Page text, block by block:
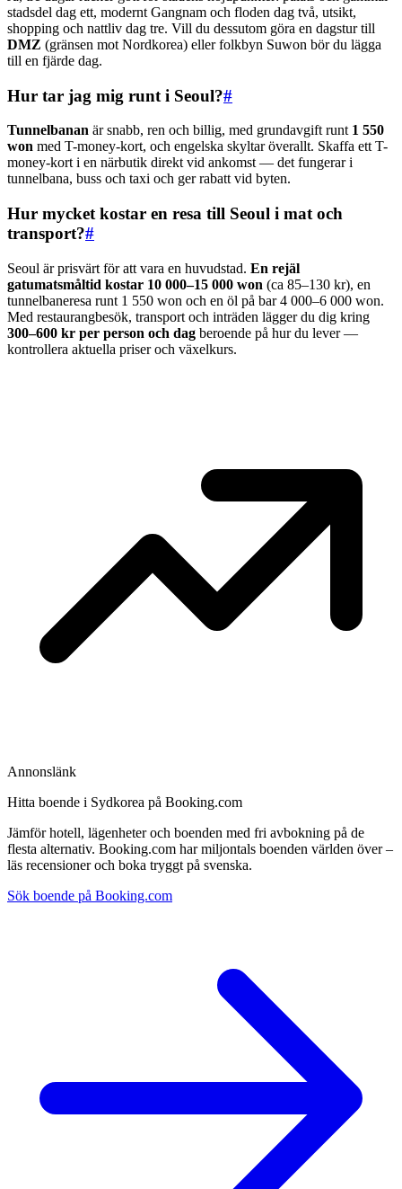
stadsdel dag ett, modernt Gangnam och floden dag två, utsikt,
shopping och nattliv dag tre. Vill du dessutom göra en dagstur till
DMZ (gränsen mot Nordkorea) eller folkbyn Suwon bör du lägga
till en fjärde dag.
Hur tar jag mig runt i Seoul?#
Tunnelbanan är snabb, ren och billig, med grundavgift runt 1 550
won med T-money-kort, och engelska skyltar överallt. Skaffa ett T-
money-kort i en närbutik direkt vid ankomst — det fungerar i
tunnelbana, buss och taxi och ger rabatt vid byten.
Hur mycket kostar en resa till Seoul i mat och
transport?#
Seoul är prisvärt för att vara en huvudstad. En rejäl
gatumatsmåltid kostar 10 000–15 000 won (ca 85–130 kr), en
tunnelbaneresa runt 1 550 won och en öl på bar 4 000–6 000 won.
Med restaurangbesök, transport och inträden lägger du dig kring
300–600 kr per person och dag beroende på hur du lever —
kontrollera aktuella priser och växelkurs.
Annonslänk
Hitta boende i Sydkorea på Booking.com
Jämför hotell, lägenheter och boenden med fri avbokning på de
flesta alternativ. Booking.com har miljontals boenden världen över –
läs recensioner och boka tryggt på svenska.
Sök boende på Booking.com